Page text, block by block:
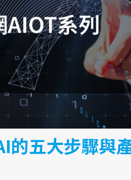
的五大步驟與